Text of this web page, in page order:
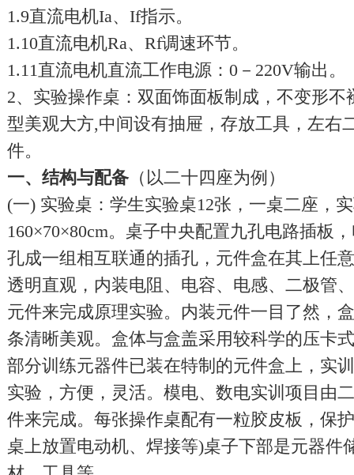
1.9直流电机Ia、If指示。
1.10直流电机Ra、Rf调速环节。
1.11直流电机直流工作电源：0－220V输出。
2、实验操作桌：双面饰面板制成，不变形不
型美观大方,中间设有抽屉，存放工具，左右
件。
一、结构与配备 （以二十四座为例）
(一) 实验桌：学生实验桌12张，一桌二座，
160×70×80cm。桌子中央配置九孔电路插板
孔成一组相互联通的插孔，元件盒在其上任
透明直观，内装电阻、电容、电感、二极管
元件来完成原理实验。内装元件一目了然，
条清晰美观。盒体与盒盖采用较科学的压卡
部分训练元器件已装在特制的元件盒上，实
实验，方便，灵活。模电、数电实训项目由
件来完成。每张操作桌配有一粒胶皮板，保
桌上放置电动机、焊接等)桌子下部是元器件